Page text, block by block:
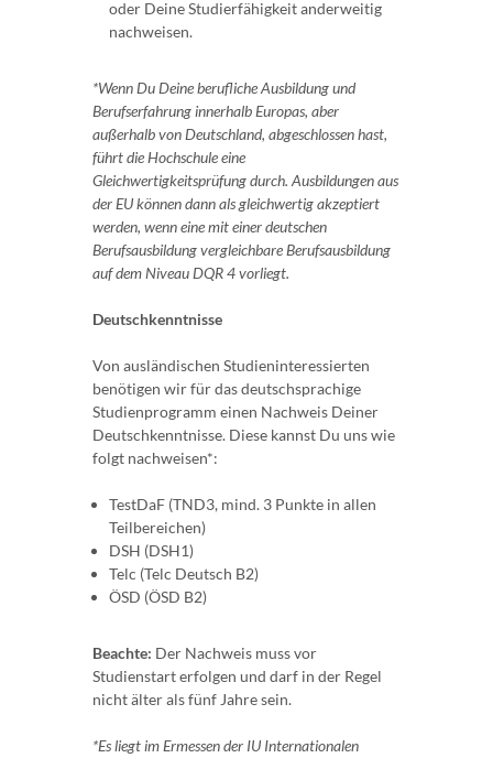
oder Deine Studierfähigkeit anderweitig
nachweisen.
*Wenn Du Deine berufliche Ausbildung und
Berufserfahrung innerhalb Europas, aber
außerhalb von Deutschland, abgeschlossen hast,
führt die Hochschule eine
Gleichwertigkeitsprüfung durch. Ausbildungen aus
der EU können dann als gleichwertig akzeptiert
werden, wenn eine mit einer deutschen
Berufsausbildung vergleichbare Berufsausbildung
auf dem Niveau DQR 4 vorliegt.
Deutschkenntnisse
Von ausländischen Studieninteressierten
benötigen wir für das deutschsprachige
Studienprogramm einen Nachweis Deiner
Deutschkenntnisse. Diese kannst Du uns wie
folgt nachweisen*:
TestDaF (TND3, mind. 3 Punkte in allen
Teilbereichen)
DSH (DSH1)
Telc (Telc Deutsch B2)
ÖSD (ÖSD B2)
Beachte: Der Nachweis muss vor
Studienstart erfolgen und darf in der Regel
nicht älter als fünf Jahre sein.
*Es liegt im Ermessen der IU Internationalen